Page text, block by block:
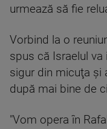
urmează să fie
Vorbind la o
spus că Israelul va
sigur din micuţa şi
după mai bine de
"Vom opera în